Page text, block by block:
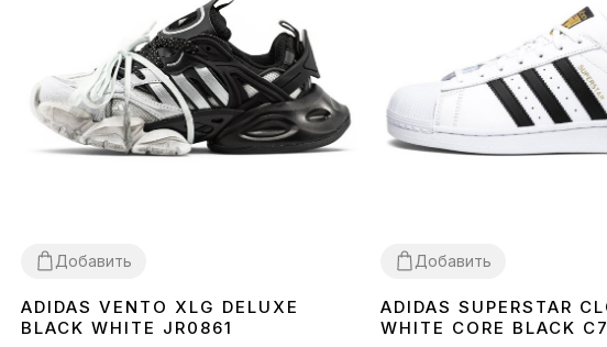
*Некоторые
(включая,
бирок, их
дизайн,
Добавить
36 3738 39 4041424344
ADIDAS VENTO XLG DELUXE
BLACK WHITE JR0861
Добавить
36 3738 40 41 424344 45
ADIDAS SUPERSTAR
WHITE CORE BLACK